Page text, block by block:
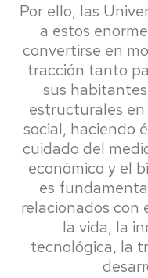
Por ello, las
a estos
convertirse en
tracción tanto
sus
estructurales
social, haciendo
cuidado del
económico y el
es
relacionados con
la vida, la
tecnológica, la